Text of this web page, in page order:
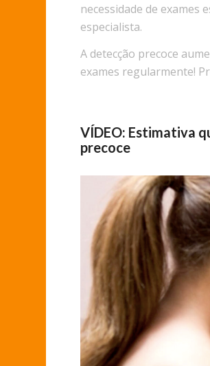
necessidade de exames
especialista.
A detecção precoce
exames regularmente!
VÍDEO: Estimativa
precoce